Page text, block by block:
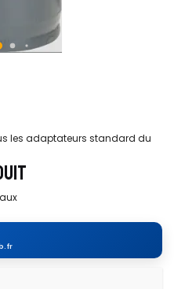
les adaptateurs standard du